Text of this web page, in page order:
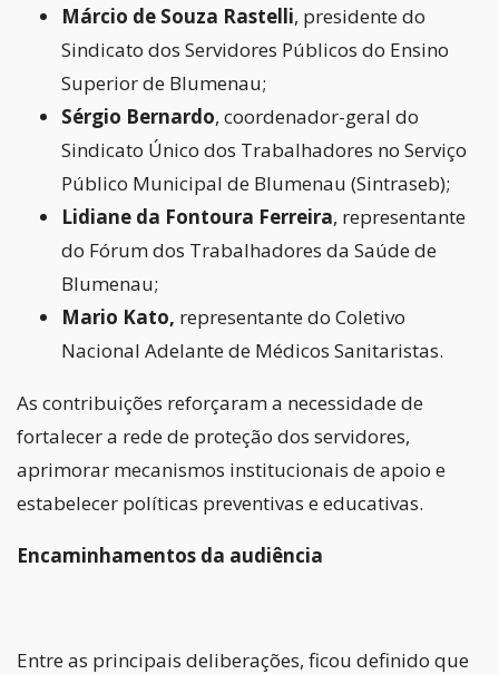
Márcio de Souza Rastelli, presidente do
Sindicato dos Servidores Públicos do Ensino
Superior de Blumenau;
Sérgio Bernardo, coordenador-geral do
Sindicato Único dos Trabalhadores no Serviço
Público Municipal de Blumenau (Sintraseb);
Lidiane da Fontoura Ferreira, representante
do Fórum dos Trabalhadores da Saúde de
Blumenau;
Mario Kato, representante do Coletivo
Nacional Adelante de Médicos Sanitaristas.
As contribuições reforçaram a necessidade de
fortalecer a rede de proteção dos servidores,
aprimorar mecanismos institucionais de apoio e
estabelecer políticas preventivas e educativas.
Encaminhamentos da audiência
Entre as principais deliberações, ficou definido que